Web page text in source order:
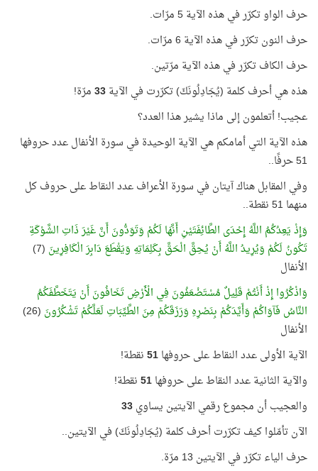
حرف الواو تكرّر في هذه الآية 5 مرّات.
حرف النون تكرّر في هذه الآية 6 مرّات.
حرف الكاف تكرّر في هذه الآية مرّتين.
هذه هي أحرف كلمة (يُجَادِلُونَكَ) تكرّرت في الآية33مرّة!
عجيب! أتعلمون إلى ماذا يشير هذا العدد؟
هذه الآية التي أمامكم هي الآية الوحيدة في سورة الأنفال عدد حروفها
51 حرفًا..
وفي المقابل هناك آيتان في سورة الأعراف عدد النقاط على حروف كل
منهما 51 نقطة..
وَإِذْ يَعِدُكُمُ اللَّهُ إِحْدَى الطَّائِفَتَيْنِ أَنَّهَا لَكُمْ وَتَوَدُّونَ أَنَّ غَيْرَ ذَاتِ الشَّوْكَةِ
تَكُونُ لَكُمْ وَيُرِيدُ اللَّهُ أَنْ يُحِقَّ الْحَقَّ بِكَلِمَاتِهِ وَيَقْطَعَ دَابِرَ الْكَافِرِينَ
(7)
الأنفال
وَاذْكُرُوا إِذْ أَنْتُمْ قَلِيلٌ مُسْتَضْعَفُونَ فِي الْأَرْضِ تَخَافُونَ أَنْ يَتَخَطَّفَكُمُ
النَّاسُ فَآوَاكُمْ وَأَيَّدَكُمْ بِنَصْرِهِ وَرَزَقَكُمْ مِنَ الطَّيِّبَاتِ لَعَلَّكُمْ تَشْكُرُونَ
(26)
الأنفال
الآية الأولى عدد النقاط على حروفها51نقطة!
والآية الثانية عدد النقاط على حروفها51نقطة!
والعجيب أن مجموع رقمي الآيتين يساوي33
الآن تأمّلوا كيف تكرّرت أحرف كلمة (يُجَادِلُونَكَ) في الآيتين..
حرف الياء تكرّر في الآيتين 13 مرّة.